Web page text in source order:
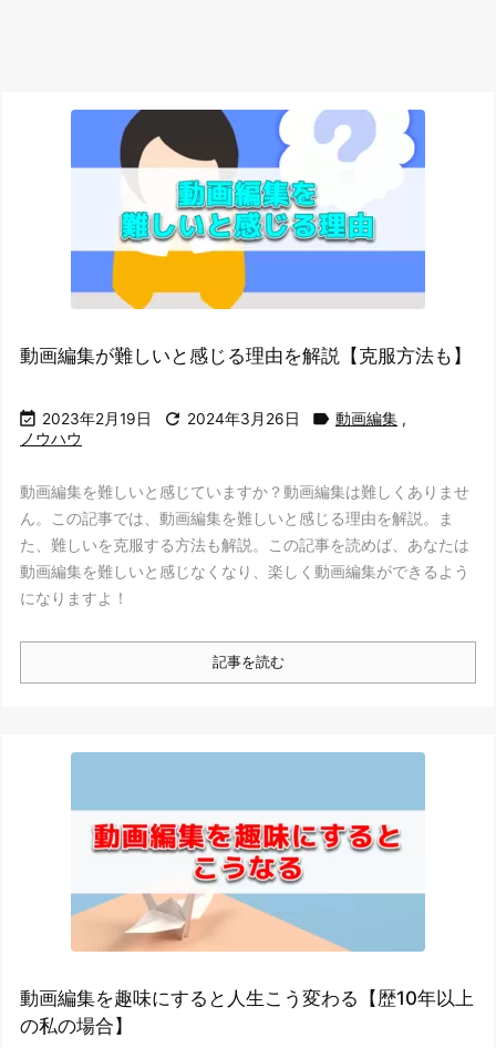
動画編集が難しいと感じる理由を解説【克服方法も】
 2023年2月19日  2024年3月26日  動画編集 ,
ノウハウ
動画編集を難しいと感じていますか？動画編集は難しくありませ
ん。この記事では、動画編集を難しいと感じる理由を解説。ま
た、難しいを克服する方法も解説。この記事を読めば、あなたは
動画編集を難しいと感じなくなり、楽しく動画編集ができるよう
になりますよ！
記事を読む
動画編集を趣味にすると人生こう変わる【歴10年以上
の私の場合】